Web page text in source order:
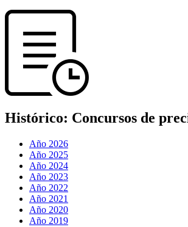
Histórico: Concursos de
Año 2026
Año 2025
Año 2024
Año 2023
Año 2022
Año 2021
Año 2020
Año 2019